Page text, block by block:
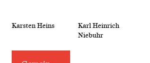
Karsten Heins
Karl Heinrich
Niebuhr